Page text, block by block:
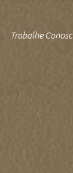
Trabalhe